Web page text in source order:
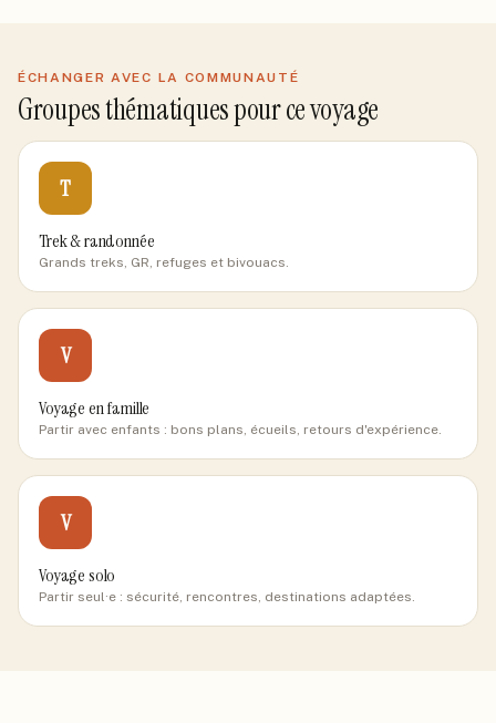
ÉCHANGER AVEC LA COMMUNAUTÉ
Groupes thématiques pour ce voyage
T
Trek & randonnée
Grands treks, GR, refuges et bivouacs.
V
Voyage en famille
Partir avec enfants : bons plans, écueils, retours d'expérience.
V
Voyage solo
Partir seul·e : sécurité, rencontres, destinations adaptées.